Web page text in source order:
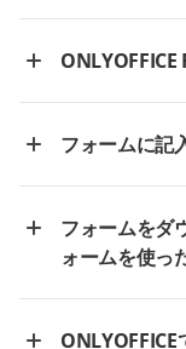
フォームに記
フォームをダ
ォームを使っ